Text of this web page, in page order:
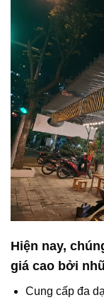
Hiện nay,
giá cao bởi
Cung cấp đa